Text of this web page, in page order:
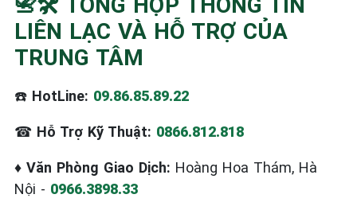
LIÊN LẠC VÀ HỖ TRỢ CỦA
TRUNG TÂM
☎️ HotLine: 09.86.85.89.22
☎ Hỗ Trợ Kỹ Thuật: 0866.812.818
♦ Văn Phòng Giao Dịch: Hoàng Hoa Thám, Hà
Nội - 0966.3898.33